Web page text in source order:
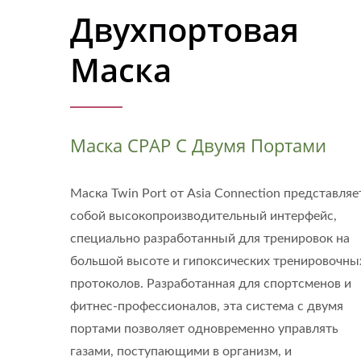
Двухпортовая
Маска
Маска CPAP С Двумя Портами
Маска Twin Port от Asia Connection
собой высокопроизводительный интерфейс,
специально разработанный для тренировок на
большой высоте и гипоксических
протоколов. Разработанная для спортсменов и
фитнес-профессионалов, эта система с двумя
портами позволяет одновременно управлять
газами, поступающими в организм, и